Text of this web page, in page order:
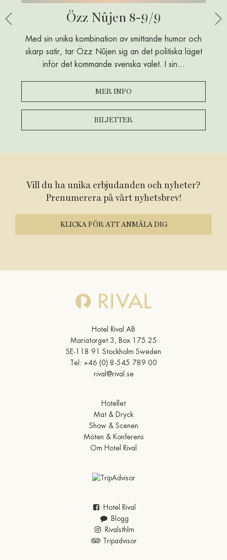
Özz Nûjen 8-9/9
Med sin unika kombination av smittande humor och
skarp satir, tar Özz Nûjen sig an det politiska läget
inför det kommande svenska valet. I sin...
MER INFO
BILJETTER
Previous
Vill du ha unika erbjudanden och nyheter?
Prenumerera på vårt nyhetsbrev!
KLICKA FÖR ATT ANMÄLA DIG
Hotel Rival AB
Mariatorget 3, Box 175 25
SE-118 91 Stockholm Sweden
Tel: +46 (0) 8-545 789 00
rival@rival.se
Hotellet
Mat & Dryck
Show & Scenen
Möten & Konferens
Om Hotel Rival
Hotel Rival
Blogg
Rivalsthlm
Tripadvisor